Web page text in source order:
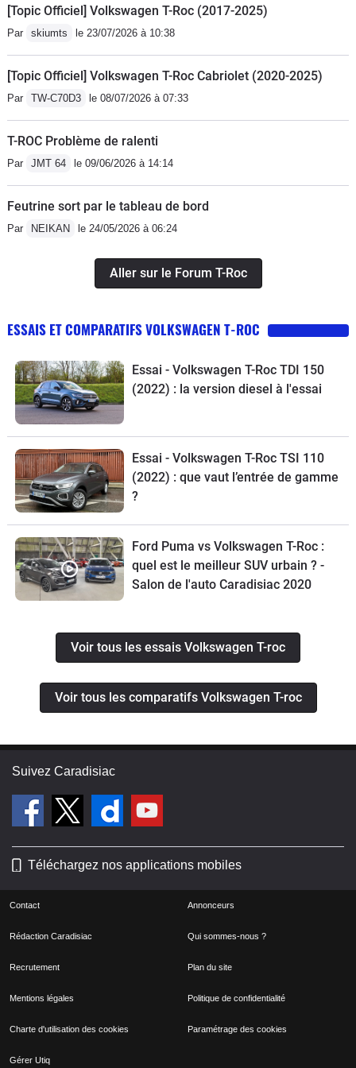
[Topic Officiel] Volkswagen T-Roc (2017-2025)
Par skiumts le 23/07/2026 à 10:38
[Topic Officiel] Volkswagen T-Roc Cabriolet (2020-2025)
Par TW-C70D3 le 08/07/2026 à 07:33
T-ROC Problème de ralenti
Par JMT 64 le 09/06/2026 à 14:14
Feutrine sort par le tableau de bord
Par NEIKAN le 24/05/2026 à 06:24
Aller sur le Forum T-Roc
ESSAIS ET COMPARATIFS VOLKSWAGEN T-ROC
Essai - Volkswagen T-Roc TDI 150
(2022) : la version diesel à l'essai
Essai - Volkswagen T-Roc TSI 110
(2022) : que vaut l’entrée de gamme
?
Ford Puma vs Volkswagen T-Roc :
quel est le meilleur SUV urbain ? -
Salon de l'auto Caradisiac 2020
Voir tous les essais Volkswagen T-roc
Voir tous les comparatifs Volkswagen T-roc
Suivez Caradisiac
Téléchargez nos applications mobiles
Contact Annonceurs
Rédaction Caradisiac Qui sommes-nous ?
Recrutement Plan du site
Mentions légales Politique de confidentialité
Charte d'utilisation des cookies Paramétrage des cookies
Gérer Utiq